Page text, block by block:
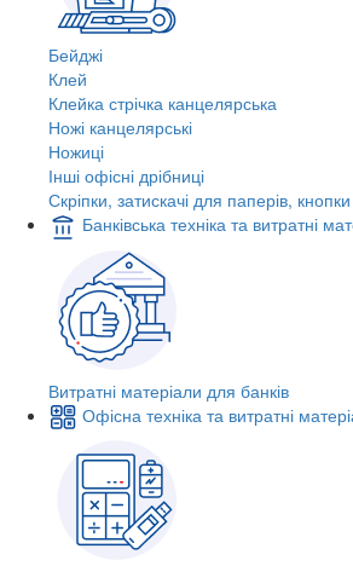
Бейджі
Клей
Клейка стрічка канцелярська
Ножі канцелярські
Ножиці
Інші офісні дрібниці
Скріпки, затискачі для паперів, кнопки
Банківська техніка та витратні
Витратні матеріали для банків
Офісна техніка та витратні